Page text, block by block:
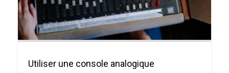
Utiliser une console analogique